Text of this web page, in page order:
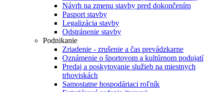
Návrh na zmenu stavby pred dokončením
Pasport stavby
Legalizácia stavby
Odstránenie stavby
Podnikanie
Zriadenie - zrušenie a čas prevádzkarne
Oznámenie o športovom a kultúrnom podujatí
Predaj a poskytovanie služieb na miestnych
trhoviskách
Samostatne hospodáriaci roľník